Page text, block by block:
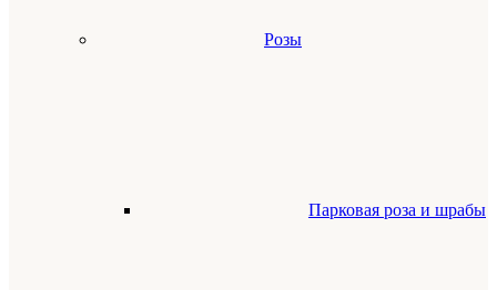
Розы
Парковая роза и шрабы